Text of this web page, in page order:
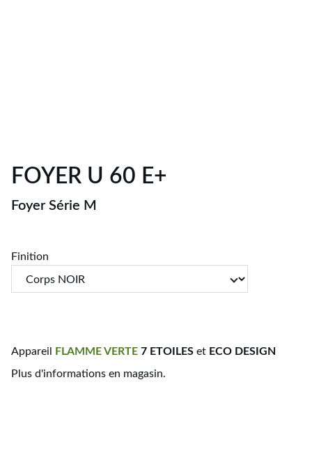
FOYER U 60 E+
Foyer Série M
Finition
Appareil FLAMMEVERTE 7 ETOILES et ECO DESIGN
Plus d'informations en magasin.